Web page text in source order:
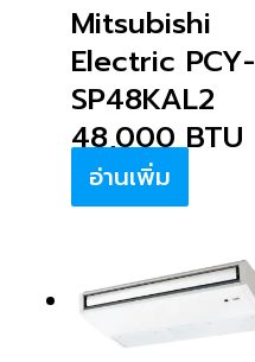
Mitsubishi
Electric PCY-
SP48KAL2
48,000 BTU
อ่านเพิ่ม